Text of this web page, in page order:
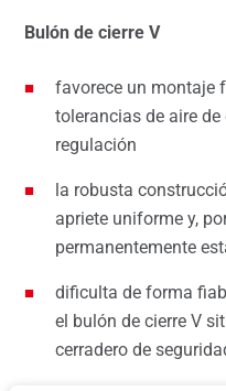
Bulón de cierre V
favorece un montaje
tolerancias de aire
regulación
la robusta
apriete uniforme y,
permanentemente
dificulta de forma
el bulón de cierre V
cerradero de